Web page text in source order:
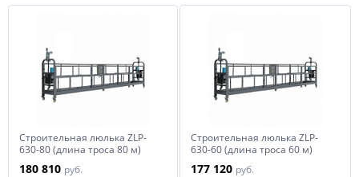
Строительная люлька ZLP-
630-80 (длина троса 80 м)
180 810 руб.
Строительная люлька ZLP-
630-60 (длина троса 60 м)
177 120 руб.